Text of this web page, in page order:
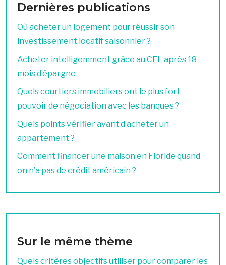
Dernières publications
Où acheter un logement pour réussir son
investissement locatif saisonnier ?
Acheter intelligemment grâce au CEL après 18
mois d’épargne
Quels courtiers immobiliers ont le plus fort
pouvoir de négociation avec les banques ?
Quels points vérifier avant d’acheter un
appartement ?
Comment financer une maison en Floride quand
on n’a pas de crédit américain ?
Sur le même thème
Quels critères objectifs utiliser pour comparer les